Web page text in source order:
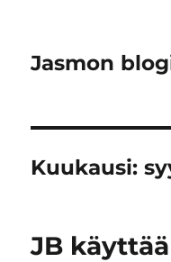
Jasmon
Kuukausi:
JB